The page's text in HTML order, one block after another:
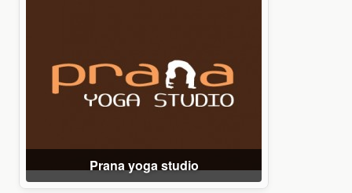
Prana yoga studio